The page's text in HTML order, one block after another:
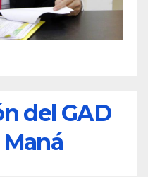
del GAD